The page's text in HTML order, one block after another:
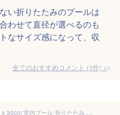
い折りたたみのプールは
わせて直径が選べるのも
なサイズ感になって、収
全てのおすすめコメント (1件) >
折りたたみプール 空気入れ不要 120cm x 30cm 室内プール 折りたたみ プール ボールプール ビニールプール 子どもプール 折り畳み おしゃれ 水遊び 子供用 ベビー 円形 子供用プール 室内遊び キッズ おもちゃ ビニール お家プール 収納簡単